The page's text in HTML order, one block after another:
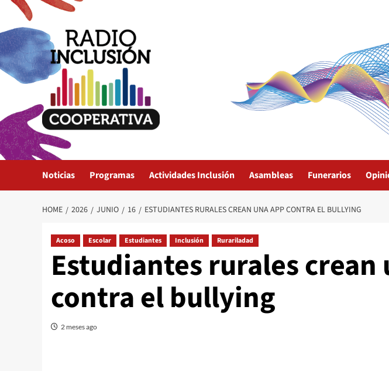
Skip
content
Noticias Programas Actividades Inclusión Asambleas Funerarios
HOME 2026 JUNIO 16 ESTUDIANTES RURALES CREAN UNA APP CONTRA EL BULLYING
Acoso Escolar Estudiantes Inclusión Rurariladad
Estudiantes rurales crean
contra el bullying
2 meses ago